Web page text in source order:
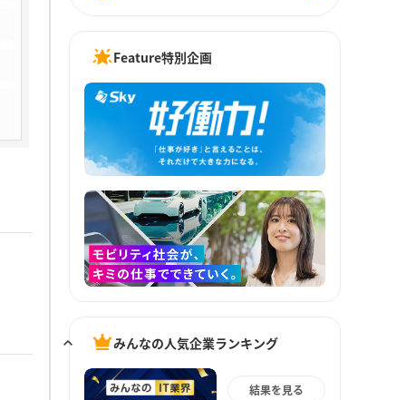
Feature特別企画
みんなの人気企業ランキング
結果を見る